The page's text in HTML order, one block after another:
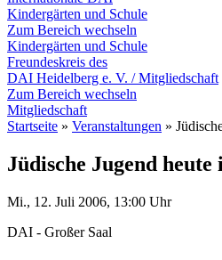
Kindergärten und Schule
Zum Bereich wechseln
Kindergärten und Schule
Freundeskreis des
DAI Heidelberg e. V. / Mitgliedschaft
Zum Bereich wechseln
Mitgliedschaft
Startseite » Veranstaltungen »
Jüdische Jugend heute
Mi., 12. Juli 2006, 13:00 Uhr
DAI - Großer Saal